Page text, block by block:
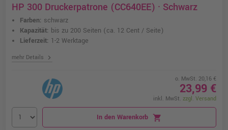
HP 300 Druckerpatrone (CC640EE) · Schwarz
Farben: schwarz
Kapazität: bis zu 200 Seiten (ca. 12 Cent / Seite)
Lieferzeit: 1-2 Werktage
mehr Details chevron_right
o. MwSt. 20,16 €
23,99 €
inkl. MwSt. zzgl. Versand
In den Warenkorb shopping_cart